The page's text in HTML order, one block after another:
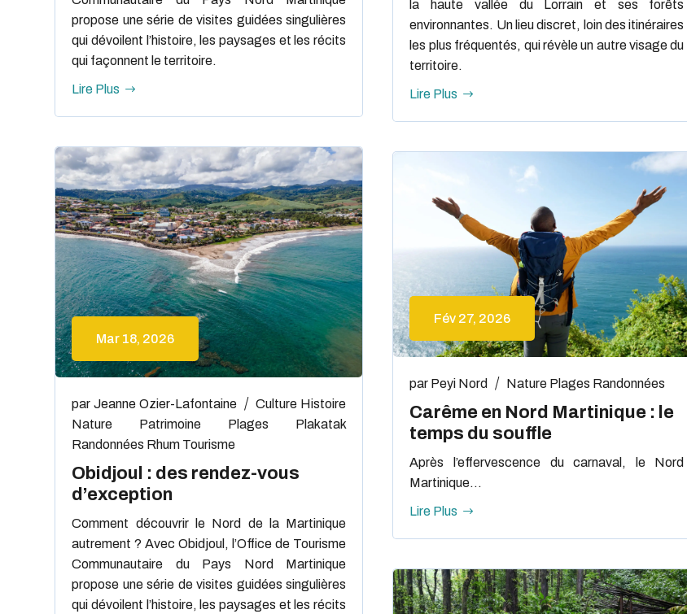
propose une série de visites guidées singulières
qui dévoilent l’histoire, les paysages et les récits
qui façonnent le territoire.
Lire Plus
Mar 18, 2026
Obidjoul : des rendez-vous
d’exception
par Jeanne Ozier-Lafontaine Culture Histoire
Nature
Patrimoine Plages
Plakatak
Randonnées Rhum Tourisme
Comment découvrir le Nord de la Martinique
autrement ? Avec Obidjoul, l’Office de Tourisme
Communautaire du Pays Nord Martinique
propose une série de visites guidées singulières
qui dévoilent l’histoire, les paysages et les récits
la haute vallée du Lorrain et ses forêts
environnantes. Un lieu discret, loin des itinéraires
les plus fréquentés, qui révèle un autre visage du
territoire.
Lire Plus
Fév 27, 2026
Carême en Nord Martinique : le
temps du souffle
par Peyi Nord Nature Plages Randonnées
Après l’effervescence du carnaval, le Nord
Martinique...
Lire Plus